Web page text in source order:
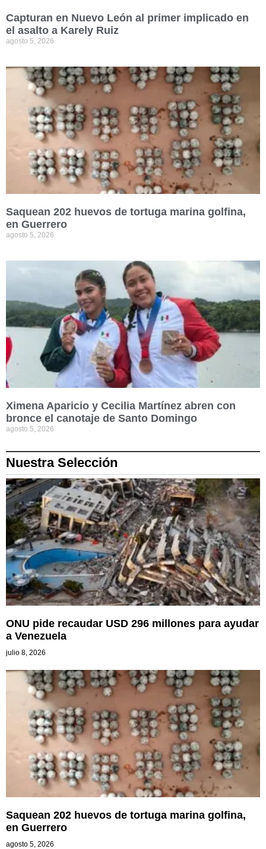
Capturan en Nuevo León al primer implicado en
el asalto a Karely Ruiz
agosto 5, 2026
Saquean 202 huevos de tortuga marina golfina,
en Guerrero
agosto 5, 2026
Ximena Aparicio y Cecilia Martínez abren con
bronce el canotaje de Santo Domingo
agosto 5, 2026
Nuestra Selección
ONU pide recaudar USD 296 millones para ayudar
a Venezuela
julio 8, 2026
Saquean 202 huevos de tortuga marina golfina,
en Guerrero
agosto 5, 2026